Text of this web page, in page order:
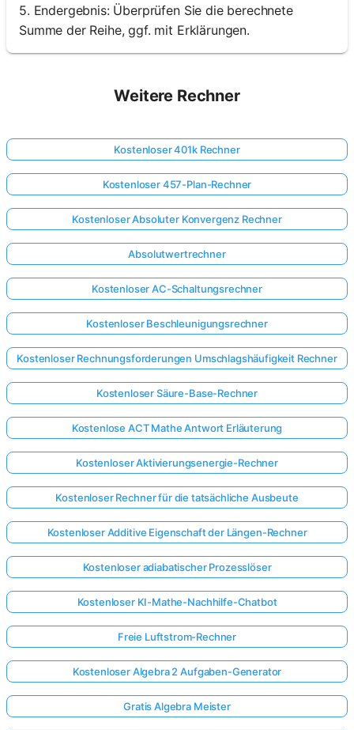
5. Endergebnis: Überprüfen Sie die berechnete
Summe der Reihe, ggf. mit Erklärungen.
Weitere Rechner
Kostenloser 401k Rechner
Kostenloser 457-Plan-Rechner
Kostenloser Absoluter Konvergenz Rechner
Absolutwertrechner
Kostenloser AC-Schaltungsrechner
Kostenloser Beschleunigungsrechner
Kostenloser Rechnungsforderungen Umschlagshäufigkeit Rechner
Kostenloser Säure-Base-Rechner
Kostenlose ACT Mathe Antwort Erläuterung
Kostenloser Aktivierungsenergie-Rechner
Kostenloser Rechner für die tatsächliche Ausbeute
Kostenloser Additive Eigenschaft der Längen-Rechner
Kostenloser adiabatischer Prozesslöser
Kostenloser KI-Mathe-Nachhilfe-Chatbot
Freie Luftstrom-Rechner
Kostenloser Algebra 2 Aufgaben-Generator
Gratis Algebra Meister